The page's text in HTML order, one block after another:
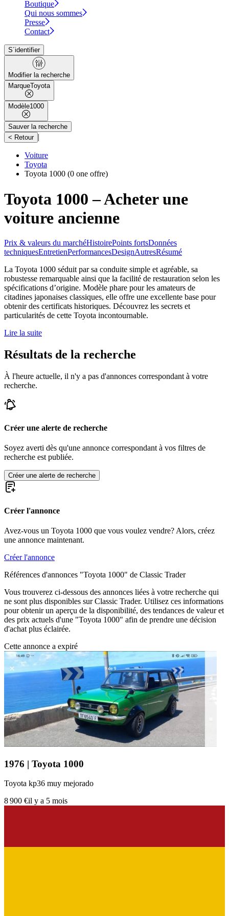
Boutique
Qui nous sommes
Presse
Contact
S´identifier
Modifier la recherche
MarqueToyota
Modèle1000
Sauver la recherche
< Retour |
Voiture
Toyota
Toyota 1000 (0 one offre)
Toyota 1000 – Acheter une
voiture ancienne
Prix & valeurs du marchéHistoirePoints fortsDonnées
techniquesEntretienPerformancesDesignAutresRésumé
La Toyota 1000 séduit par sa conduite simple et agréable, sa
robustesse remarquable ainsi que la facilité de restauration selon les
spécifications d’origine. Modèle phare pour les amateurs de
citadines japonaises classiques, elle offre une excellente base pour
obtenir des certificats historiques. Découvrez les secrets et
particularités de cette Toyota incontournable.
Lire la suite
Résultats de la recherche
À l'heure actuelle, il n'y a pas d'annonces correspondant à votre
recherche.
Créer une alerte de recherche
Soyez averti dès qu'une annonce correspondant à vos filtres de
recherche est publiée.
Créer une alerte de recherche
Créer l'annonce
Avez-vous un Toyota 1000 que vous voulez vendre? Alors, créez
une annonce maintenant.
Créer l'annonce
Références d'annonces "Toyota 1000" de Classic Trader
Vous trouverez ci-dessous des annonces liées à votre recherche qui
ne sont plus disponibles sur Classic Trader. Utilisez ces informations
pour obtenir un aperçu de la disponibilité, des tendances de valeur et
des prix actuels d'une "Toyota 1000" afin de prendre une décision
d'achat plus éclairée.
Cette annonce a expiré
1976 | Toyota 1000
Toyota kp36 muy mejorado
8 900 €il y a 5 mois